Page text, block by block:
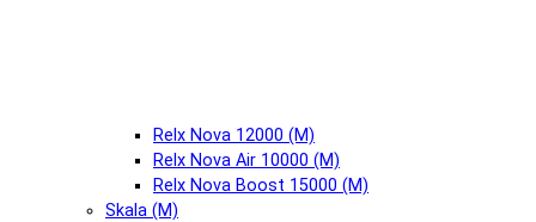
Relx Nova 12000 (М)
Relx Nova Air 10000 (М)
Relx Nova Boost 15000 (М)
Skala (М)